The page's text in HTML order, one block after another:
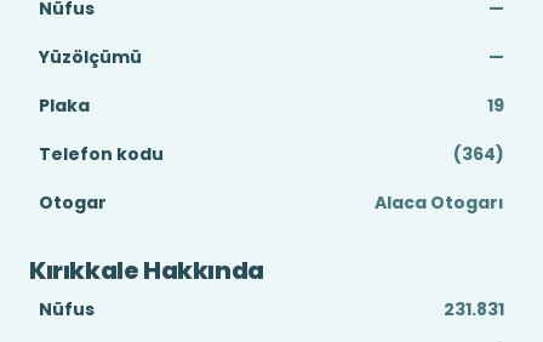
Nüfus
—
Yüzölçümü
—
Plaka
19
Telefon kodu
(364)
Otogar
Alaca Otogarı
Kırıkkale Hakkında
Nüfus
231.831